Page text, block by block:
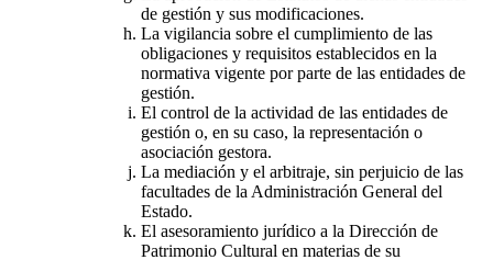
de gestión y sus modificaciones.
La vigilancia sobre el cumplimiento de las
obligaciones y requisitos establecidos en la
normativa vigente por parte de las entidades de
gestión.
El control de la actividad de las entidades de
gestión o, en su caso, la representación o
asociación gestora.
La mediación y el arbitraje, sin perjuicio de las
facultades de la Administración General del
Estado.
El asesoramiento jurídico a la Dirección de
Patrimonio Cultural en materias de su